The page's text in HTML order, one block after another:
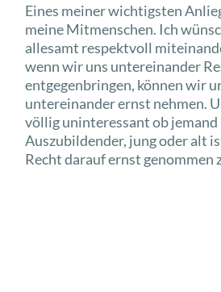
Eines meiner wichtigsten
meine Mitmenschen. Ich
allesamt respektvoll
wenn wir uns untereinander
entgegenbringen, können wir
untereinander ernst nehmen.
völlig uninteressant ob jemand
Auszubildender, jung oder alt
Recht darauf ernst genommen